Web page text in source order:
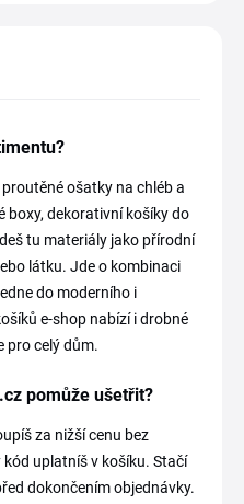
ošatky na chléb a
boxy, dekorativní košíky do
tu materiály jako přírodní
látku. Jde o kombinaci
do moderního i
e-shop nabízí i drobné
pro celý dům.
pomůže ušetřit?
za nižší cenu bez
uplatníš v košíku. Stačí
dokončením objednávky.